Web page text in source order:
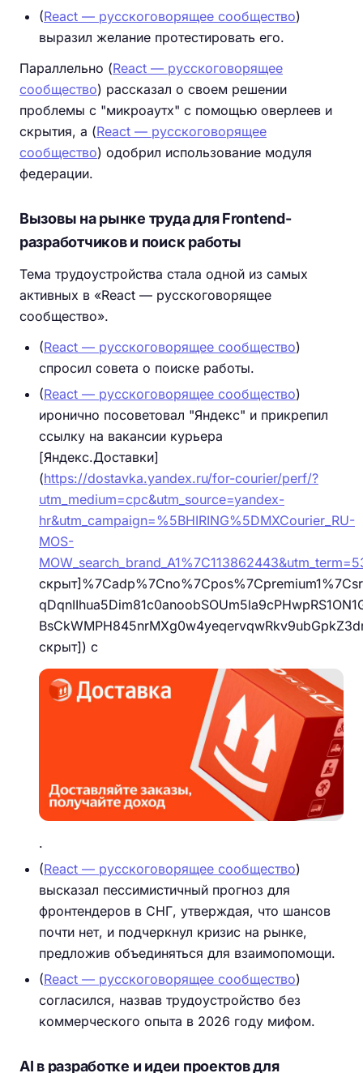
(React — русскоговорящее сообщество)
выразил желание протестировать его.
Параллельно (React — русскоговорящее
сообщество) рассказал о своем решении
проблемы с "микроаутх" с помощью оверлеев и
скрытия, а (React — русскоговорящее
сообщество) одобрил использование модуля
федерации.
Вызовы на рынке труда для Frontend-
разработчиков и поиск работы
Тема трудоустройства стала одной из самых
активных в «React — русскоговорящее
сообщество».
(React — русскоговорящее сообщество)
спросил совета о поиске работы.
(React — русскоговорящее сообщество)
иронично посоветовал "Яндекс" и прикрепил
ссылку на вакансии курьера
[Яндекс.Доставки]
(https://dostavka.yandex.ru/for-courier/perf/?
utm_medium=cpc&utm_source=yandex-
hr&utm_campaign=%5BHIRING%5DMXCourier_RU-
MOS-
скрыт]) с
.
(React — русскоговорящее сообщество)
высказал пессимистичный прогноз для
фронтендеров в СНГ, утверждая, что шансов
почти нет, и подчеркнул кризис на рынке,
предложив объединяться для взаимопомощи.
(React — русскоговорящее сообщество)
согласился, назвав трудоустройство без
коммерческого опыта в 2026 году мифом.
AI в разработке и идеи проектов для